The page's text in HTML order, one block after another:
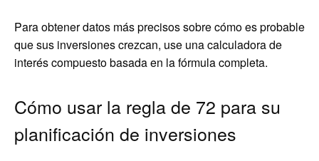
Para obtener datos más precisos sobre cómo es probable
que sus inversiones crezcan, use una calculadora de
interés compuesto basada en la fórmula completa.
Cómo usar la regla de 72 para su
planificación de inversiones